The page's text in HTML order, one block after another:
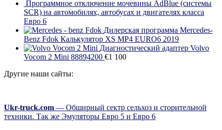
Программное отключение мочевины AdBlue (системы
SCR) на автомобилях, автобусах и двигателях класса
Евро 6
Дилерская программа Mercedes-
Benz Fdok Калькулятор XS MP4 EURO6 2019
Диагностический адаптер Volvo
Vocom 2 Mini 88894200 €1 100
Другие наши сайты:
Ukr-truck.com — Обширный сектр сельхоз и сторительной
техники. Так же Эмуляторы Евро 5 и Евро 6